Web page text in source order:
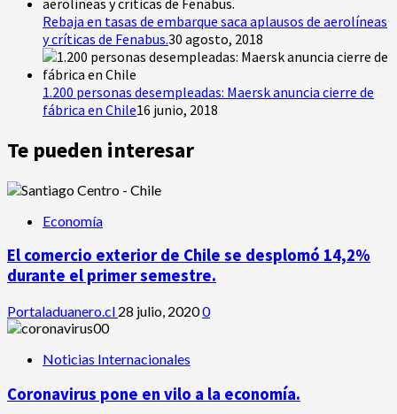
Rebaja en tasas de embarque saca aplausos de aerolíneas
y críticas de Fenabus.30 agosto, 2018
1.200 personas desempleadas: Maersk anuncia cierre de
fábrica en Chile16 junio, 2018
Te pueden interesar
Economía
El comercio exterior de Chile se desplomó 14,2%
durante el primer semestre.
Portaladuanero.cl 28 julio, 20200
Noticias Internacionales
Coronavirus pone en vilo a la economía.